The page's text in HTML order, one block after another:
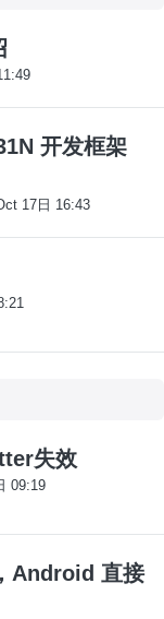
开发框架
17日 16:43
失效
09:19
Android 直接